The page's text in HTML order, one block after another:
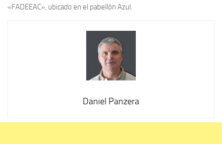
«FADEEAC», ubicado en el pabellón Azul.
Daniel Panzera